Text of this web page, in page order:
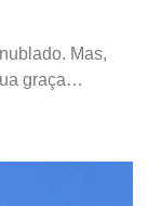
Mas,
graça…